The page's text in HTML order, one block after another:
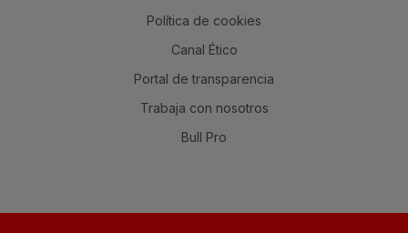
Política de cookies
Canal Ético
Portal de transparencia
Trabaja con nosotros
Bull Pro